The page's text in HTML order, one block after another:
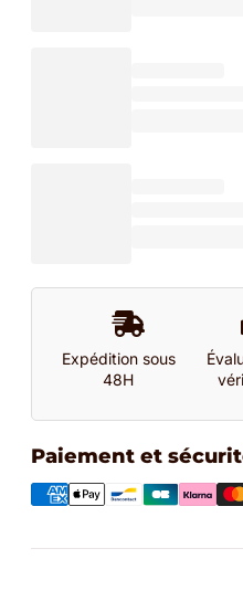
Expédition sous
48H
Paiement et